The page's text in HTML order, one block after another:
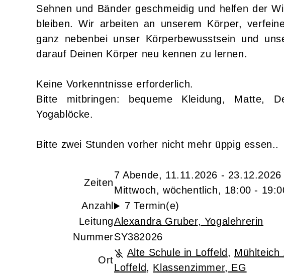
Sehnen und Bänder geschmeidig und helfen der
bleiben. Wir arbeiten an unserem Körper,
ganz nebenbei unser Körperbewusstsein und
darauf Deinen Körper neu kennen zu lernen.
Keine Vorkenntnisse erforderlich.
Bitte mitbringen: bequeme Kleidung, Matte,
Yogablöcke.
Bitte zwei Stunden vorher nicht mehr üppig essen..
Zeiten
7 Abende, 11.11.2026 - 23.12.2026
Mittwoch, wöchentlich, 18:00 -
Anzahl
7 Termin(e)
LeitungAlexandra Gruber, Yogalehrerin
NummerSY382026
Ort
Alte Schule in Loffeld, Mühlteich
Loffeld, Klassenzimmer, EG